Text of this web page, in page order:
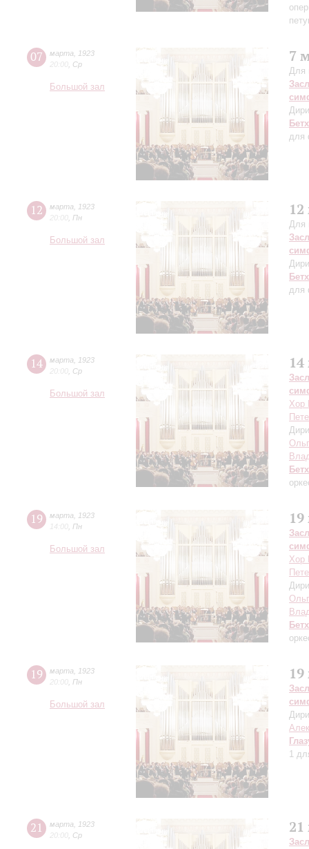
07 марта
1923
20:00 Ср
Большой зал
7
Для
для
12 марта
1923
20:00 Пн
Большой зал
Для
для
14 марта
1923
20:00 Ср
Большой зал
Хор
19 марта
1923
14:00 Пн
Большой зал
Хор
19 марта
1923
20:00 Пн
Большой зал
1
21 марта
1923
20:00 Ср 21